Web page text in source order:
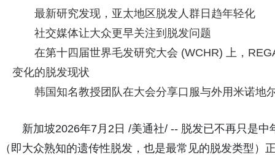
最新研究发现，亚太地区脱发人群日趋年轻化
社交媒体让大众更早关注到脱发问题
在第十四届世界毛发研究大会 (WCHR) 上，
变化的脱发现状
韩国知名教授团队在大会分享口服与外用米诺地
新加坡2026年7月2日 /美通社/ -- 脱发已不再只是
（即大众熟知的遗传性脱发，也是最常见的脱发类型